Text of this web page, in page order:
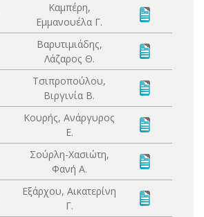
Καμπέρη,
Εμμανουέλα Γ.
Βαρυτιμιάδης,
Λάζαρος Θ.
Τσιπροπούλου,
Βιργινία Β.
Κουρής, Ανάργυρος
Ε.
Σούρλη-Χασιώτη,
Φανή Α.
Εξάρχου, Αικατερίνη
Γ.